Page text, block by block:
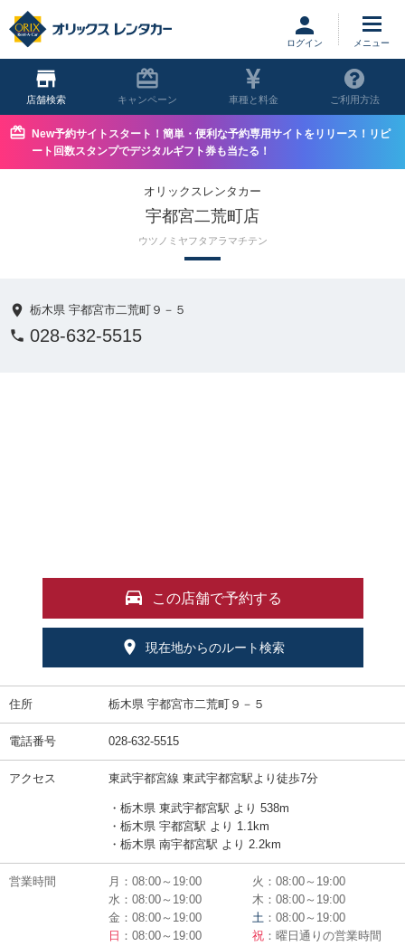
ログイン
店舗 キャンペーン 車種と料金 ご利用方法
New予約サイトスタート！簡単・便利な予約専用サイトをリリース！リピ
ート回数スタンプでデジタルギフト券も当たる！
オリックスレンタカー
宇都宮二荒町店
ウツノミヤフタアラマチテン
栃木県 宇都宮市二荒町９－５
028-632-5515
この店舗で予約する
現在地からのルート検索
住所 栃木県 宇都宮市二荒町９－５
電話番号 028-632-5515
アクセス 東武宇都宮線 東武宇都宮駅より徒歩7分
・栃木県 東武宇都宮駅 より 538m
・栃木県 宇都宮駅 より 1.1km
・栃木県 南宇都宮駅 より 2.2km
営業時間 月：08:00～19:00
火：08:00～19:00
水：08:00～19:00
木：08:00～19:00
金：08:00～19:00
土 ：08:00～19:00
日 ：08:00～19:00 祝 ：曜日通りの営業時間